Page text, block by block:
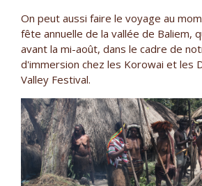
On peut aussi faire le voyage au
fête annuelle de la vallée de Baliem,
avant la mi-août, dans le cadre de
d'immersion chez les Korowai et les
Valley Festival.